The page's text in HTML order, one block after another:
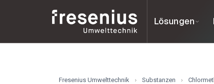
Lösungen
Fresenius Umwelttechnik › Substanzen ›